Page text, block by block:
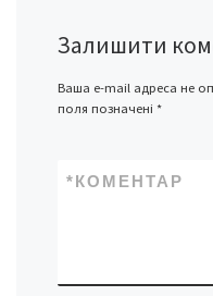
Залишити
Ваша e-mail адреса не
поля позначені *
КОМЕНТАР
*